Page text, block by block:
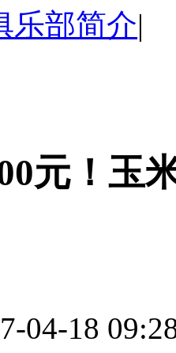
乐部简介|
元！玉
04-18